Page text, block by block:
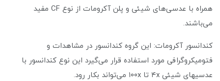
همراه با عدسی‌های شیئی و پلن آکرومات از نوع CF مفید
می‌باشند.
کندانسور آکرومات: این گروه کندانسور در مشاهدات و
فتومیکروگرافی مورد استفاده قرار می‌گیرد این نوع کندانسور با
عدسیهای شیئی ۴x تا ۱۰۰x می‌تواند بکار رود.